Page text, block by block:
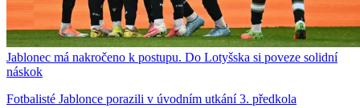
Jablonec má nakročeno k postupu. Do Lotyšska si poveze solidní
náskok
Fotbalisté Jablonce porazili v úvodním utkání 3. předkola